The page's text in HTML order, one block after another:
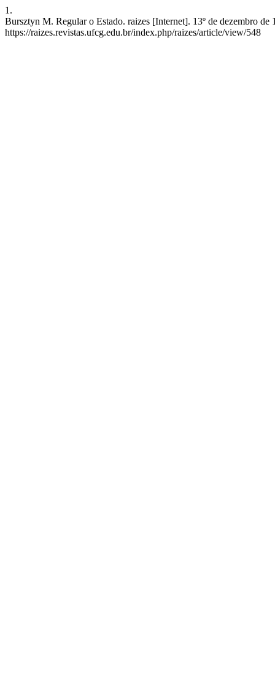
1.
Bursztyn M. Regular o Estado. raizes [Internet]. 13º de dezembro
https://raizes.revistas.ufcg.edu.br/index.php/raizes/article/view/548